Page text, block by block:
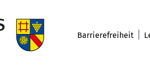
Barrierefreiheit